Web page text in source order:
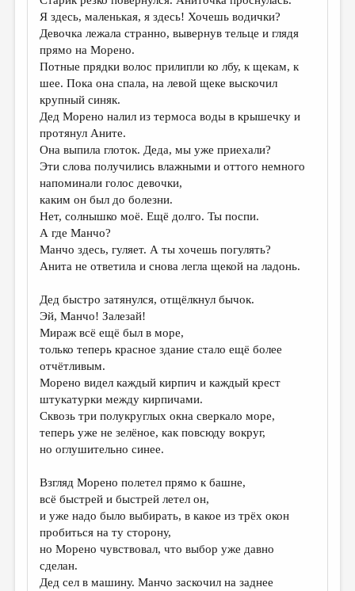
Я здесь, маленькая, я здесь! Хочешь водички?
Девочка лежала странно, вывернув тельце и глядя
прямо на Морено.
Потные прядки волос прилипли ко лбу, к щекам, к
шее. Пока она спала, на левой щеке выскочил
крупный синяк.
Дед Морено налил из термоса воды в крышечку и
протянул Аните.
Она выпила глоток. Деда, мы уже приехали?
Эти слова получились влажными и оттого немного
напоминали голос девочки,
каким он был до болезни.
Нет, солнышко моё. Ещё долго. Ты поспи.
А где Манчо?
Манчо здесь, гуляет. А ты хочешь погулять?
Анита не ответила и снова легла щекой на ладонь.
Дед быстро затянулся, отщёлкнул бычок.
Эй, Манчо! Залезай!
Мираж всё ещё был в море,
только теперь красное здание стало ещё более
отчётливым.
Морено видел каждый кирпич и каждый крест
штукатурки между кирпичами.
Сквозь три полукруглых окна сверкало море,
теперь уже не зелёное, как повсюду вокруг,
но оглушительно синее.
Взгляд Морено полетел прямо к башне,
всё быстрей и быстрей летел он,
и уже надо было выбирать, в какое из трёх окон
пробиться на ту сторону,
но Морено чувствовал, что выбор уже давно
сделан.
Дед сел в машину. Манчо заскочил на заднее